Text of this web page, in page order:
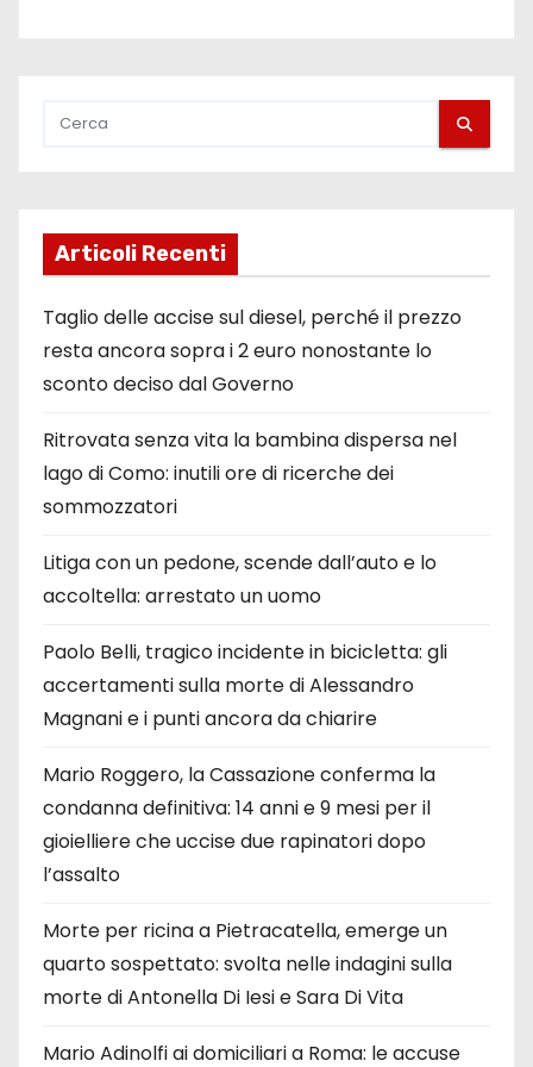
Articoli Recenti
Taglio delle accise sul diesel, perché il prezzo
resta ancora sopra i 2 euro nonostante lo
sconto deciso dal Governo
Ritrovata senza vita la bambina dispersa nel
lago di Como: inutili ore di ricerche dei
sommozzatori
Litiga con un pedone, scende dall’auto e lo
accoltella: arrestato un uomo
Paolo Belli, tragico incidente in bicicletta: gli
accertamenti sulla morte di Alessandro
Magnani e i punti ancora da chiarire
Mario Roggero, la Cassazione conferma la
condanna definitiva: 14 anni e 9 mesi per il
gioielliere che uccise due rapinatori dopo
l’assalto
Morte per ricina a Pietracatella, emerge un
quarto sospettato: svolta nelle indagini sulla
morte di Antonella Di Iesi e Sara Di Vita
Mario Adinolfi ai domiciliari a Roma: le accuse